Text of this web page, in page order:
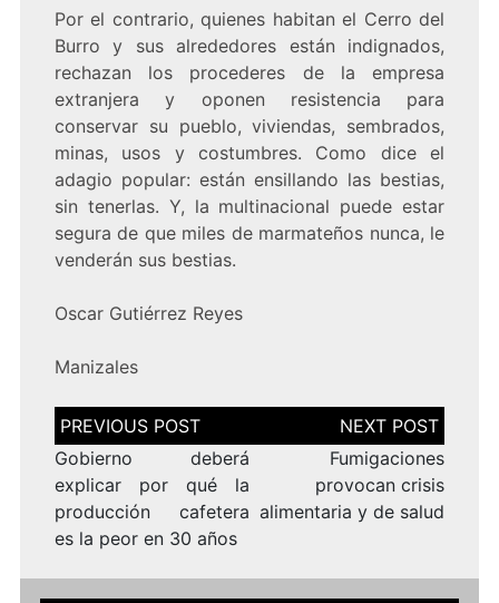
Por el contrario, quienes habitan el Cerro del
Burro y sus alrededores están indignados,
rechazan los procederes de la empresa
extranjera y oponen resistencia para
conservar su pueblo, viviendas, sembrados,
minas, usos y costumbres. Como dice el
adagio popular: están ensillando las bestias,
sin tenerlas. Y, la multinacional puede estar
segura de que miles de marmateños nunca, le
venderán sus bestias.
Oscar Gutiérrez Reyes
Manizales
Navegación
de
entradas
Gobierno deberá
explicar por qué la
producción cafetera
es la peor en 30 años
Fumigaciones
provocan crisis
alimentaria y de salud